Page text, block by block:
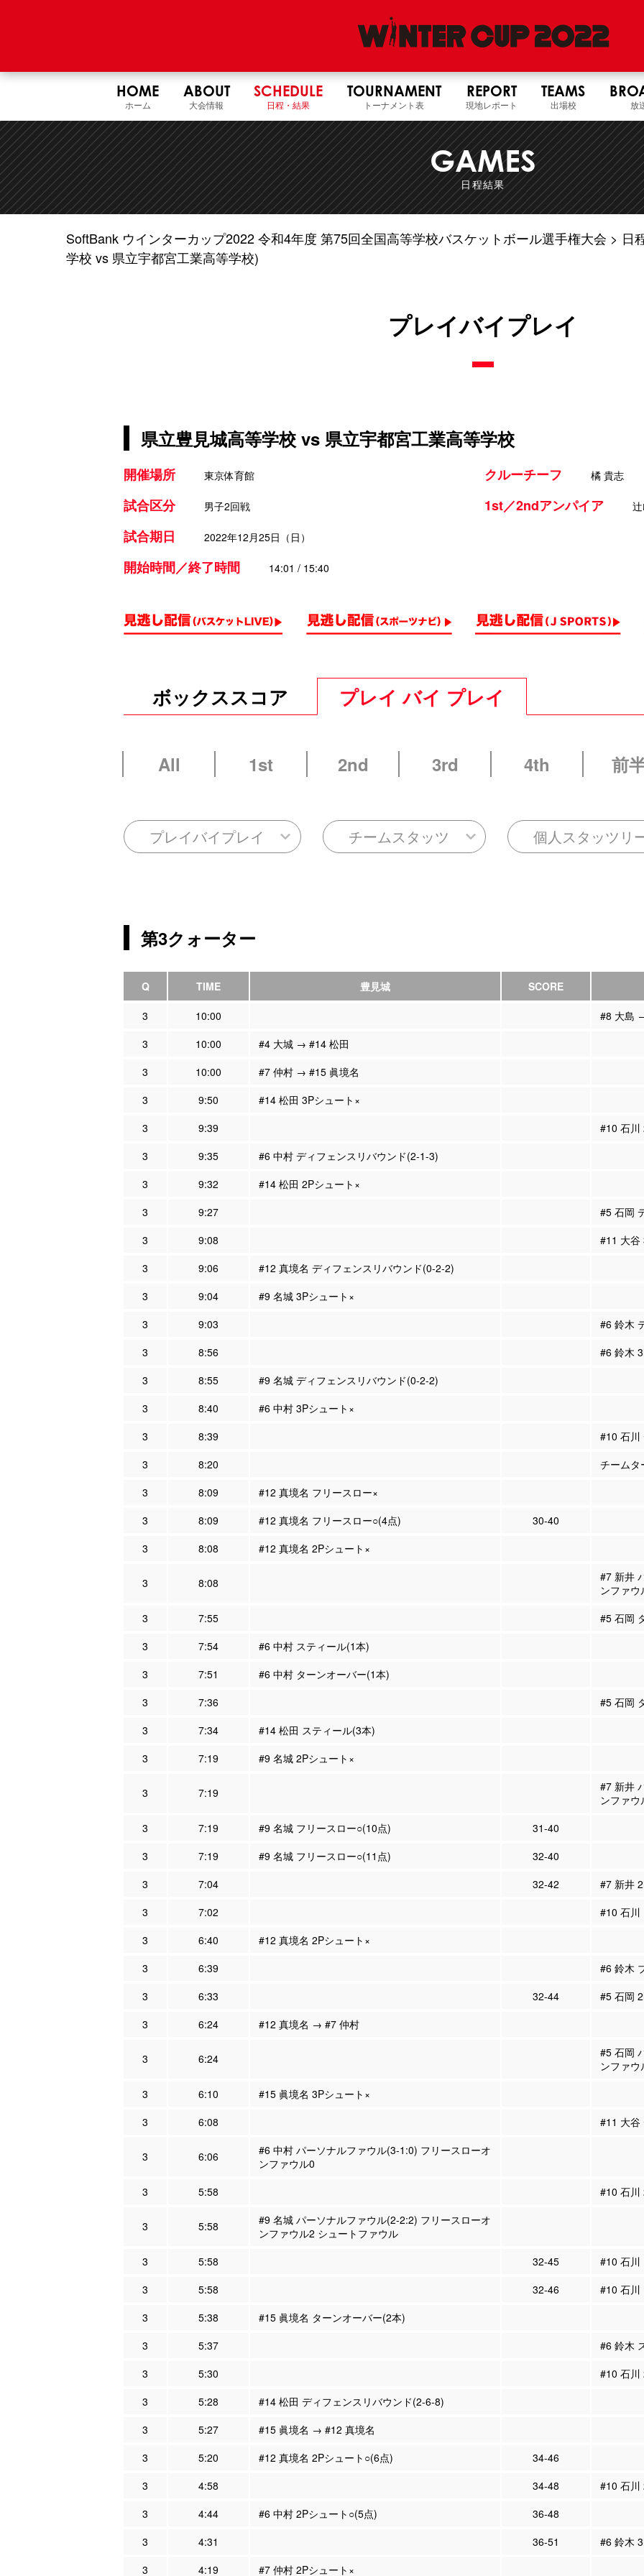
HOME
ホーム
ABOUT
大会情報
SCHEDULE
日程・結果
TOURNAMENT
トーナメント表
REPORT
現地レポート
TEAMS
出場校 放
GAMES
日程結果
SoftBank ウインターカップ2022 令和4年度 第75回全国高等学校バスケットボール選手権大会 日
学校 vs 県立宇都宮工業高等学校)
プレイバイプレイ
県立豊見城高等学校 vs 県立宇都宮工業高等学校
開催場所 東京体育館
試合区分 男子2回戦
試合期日 2022年12月25日（日）
開始時間／終了時間 14:01 / 15:40
クルーチーフ 橘 貴志
1st／2ndアンパイア
ボックススコア プレイ バイ プレイ
All 1st 2nd 3rd 4th 前
プレイバイプレイ チームスタッツ 個人スタッツリ
第3クォーター
Q TIME 豊見城 SCORE
3 10:00
#8 大島
3
10:00
#4 大城 → #14 松田
3
10:00
#7 仲村 → #15 眞境名
3
9:50
#14 松田 3Pシュート×
3
9:39
#10 石川
3
9:35
#6 中村 ディフェンスリバウンド(2-1-3)
3
9:32
#14 松田 2Pシュート×
3
9:27
#5 石岡
3
9:08
#11 大谷
3
9:06
#12 真境名 ディフェンスリバウンド(0-2-2)
3
9:04
#9 名城 3Pシュート×
3
9:03
#6 鈴木
3
8:56
#6 鈴木
3
8:55
#9 名城 ディフェンスリバウンド(0-2-2)
3
8:40
#6 中村 3Pシュート×
3
8:39
#10 石川
3
8:20
チームタ
3
8:09
#12 真境名 フリースロー×
3
8:09 #12 真境名 フリースロー○(4点)
30-40
3
8:08 #12 真境名 2Pシュート×
3 8:08
#7 新井
ンファ
3
7:55
#5 石岡
3
7:54
#6 中村 スティール(1本)
3
7:51
#6 中村 ターンオーバー(1本)
3
7:36
#5 石岡
3
7:34
#14 松田 スティール(3本)
3
7:19 #9 名城 2Pシュート×
3 7:19
#7 新井
ンファ
3
7:19 #9 名城 フリースロー○(10点)
31-40
3
7:19 #9 名城 フリースロー○(11点)
32-40
3
7:04 32-42
#7 新井
3
7:02
#10 石川
3
6:40
#12 真境名 2Pシュート×
3
6:39
#6 鈴木
3
6:33 32-44
#5 石岡
3
6:24 #12 真境名 → #7 仲村
3 6:24
#5 石岡
ンファウ
3
6:10
#15 眞境名 3Pシュート×
3
6:08 #11 大谷
3 6:06
#6 中村 パーソナルファウル(3-1:0) フリースローオ
ンファウル0
3
5:58 #10 石川
3 5:58
#9 名城 パーソナルファウル(2-2:2) フリースローオ
ンファウル2 シュートファウル
3
5:58 32-45
#10 石川
3
5:58 32-46
#10 石川
3
5:38
#15 眞境名 ターンオーバー(2本)
3
5:37
#6 鈴木
3
5:30
#10 石川
3
5:28
#14 松田 ディフェンスリバウンド(2-6-8)
3
5:27
#15 眞境名 → #12 真境名
3
5:20 #12 真境名 2Pシュート○(6点)
34-46
3
4:58 34-48
#10 石川
3
4:44 #6 中村 2Pシュート○(5点)
36-48
3
4:31 36-51
#6 鈴木
3
4:19 #7 仲村 2Pシュート×